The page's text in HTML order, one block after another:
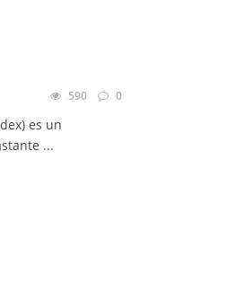
590 0
es un
...